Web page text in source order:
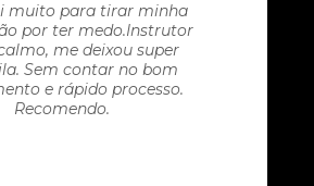
muito para tirar minha
por ter medo.Instrutor
me deixou super
Sem contar no bom
e rápido processo.
Recomendo.